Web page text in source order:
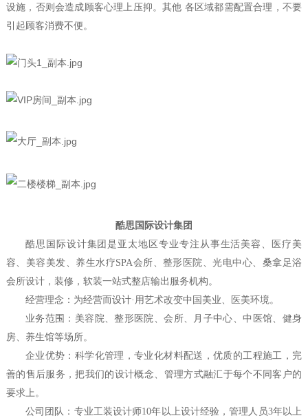
设施，否则会造成顾客心理上压抑。其他 各区域都需配置合理，不要
引起顾客消费不便。
酷思国际设计集团
酷思国际设计集团是亚太地区专业专注从事生活美容、医疗美
容、美容美发、养生水疗SPA会所、整形医院、光电中心、桑拿足浴
会所设计，装修，软装一站式整店输出服务机构。
经营理念：为经营而设计·用艺术改变中国美业、医美环境。
业务范围：美容院、整形医院、会所、月子中心、中医馆、健身
房、养生馆等场所。
企业优势：科学化管理，专业化材料配送，优质的工程施工，完
善的售后服务，把我们的设计概念、管理方式融汇于每个不同客户的
要求上。
公司团队：专业工装设计师10年以上设计经验，管理人员3年以上